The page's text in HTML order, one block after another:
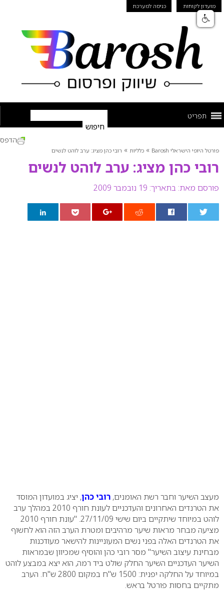
מועדון לקוחות כניסה למערכת
תפריט
פורטל היופי הישראלי Barosh » כלליות » רובי כהן מציג: ערב לוהט לנשים
רובי כהן מציג: ערב לוהט לנשים
פורסם מאת: בתאריך: 19 נובמבר 2009
הדפס
מעצב השיער וחבר רשת האומנים, רובי כהן, יציג במועדון המוסד
את הטרנדים האחרונים והעדכניים לעונת חורף 2010 במהלך ערב
לוהט במיוחד שיתקיים ביום שישי 27/11/09.
"עונת חורף 2010
מציעה מבחר מראות שיער מרהיבים ומטרת הערב הזה הוא לחשוף
את הטרנדים האלה בפני נשים המעוניינות להישאר מעודכנות
מבחינת עיצוב השיער" מסר רובי כהן והוסיף שמכיוון שבמראות
השיער העדכניים השיער החלק שולט ביד רמה, הוא יצא במבצע לוהט
במיוחד על החלקה יפנית: 1500 ש"ח במקום 2800 ש"ח.
הערב
מתקיים בחסות פורטל בראש.